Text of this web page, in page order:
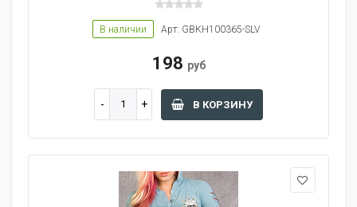
В наличии Арт: GBKH100365-SLV
198 руб
В КОРЗИНУ